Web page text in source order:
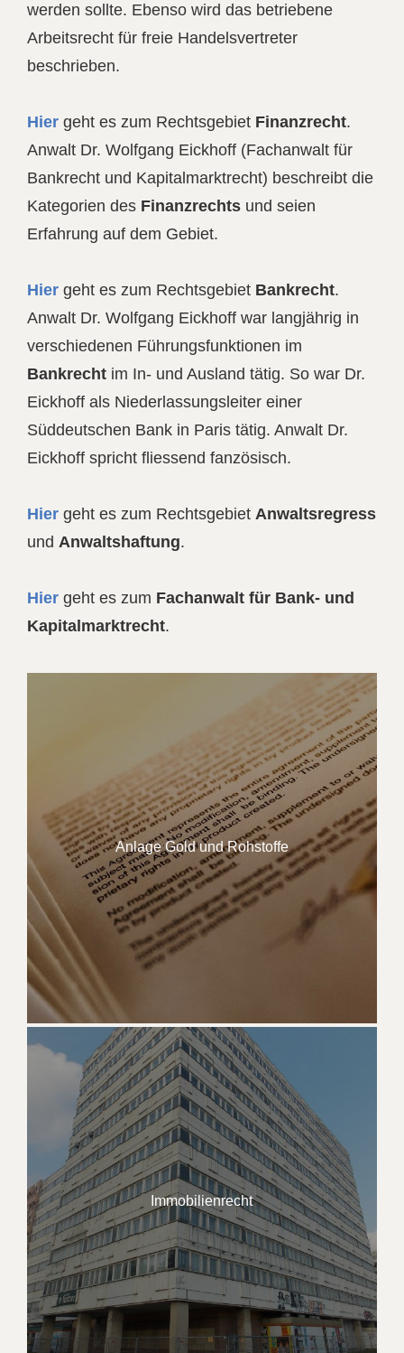
werden sollte. Ebenso wird das betriebene
Arbeitsrecht für freie Handelsvertreter
beschrieben.
Hier geht es zum Rechtsgebiet Finanzrecht.
Anwalt Dr. Wolfgang Eickhoff (Fachanwalt für
Bankrecht und Kapitalmarktrecht) beschreibt die
Kategorien des Finanzrechts und seien
Erfahrung auf dem Gebiet.
Hier geht es zum Rechtsgebiet Bankrecht.
Anwalt Dr. Wolfgang Eickhoff war langjährig in
verschiedenen Führungsfunktionen im
Bankrecht im In- und Ausland tätig. So war Dr.
Eickhoff als Niederlassungsleiter einer
Süddeutschen Bank in Paris tätig. Anwalt Dr.
Eickhoff spricht fliessend fanzösisch.
Hier geht es zum Rechtsgebiet Anwaltsregress
und Anwaltshaftung.
Hier geht es zum Fachanwalt für Bank- und
Kapitalmarktrecht.
Anlage Gold und Rohstoffe
Immobilienrecht